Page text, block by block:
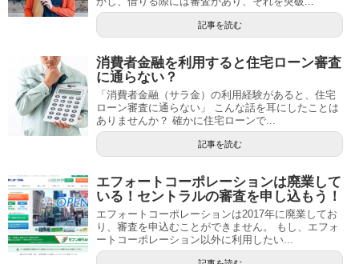
記事を読む
消費者金融を利用すると住宅ローン審査
に通らない？
「消費者金融（サラ金）の利用経験があると、住宅
ローン審査に通らない」 こんな話を耳にしたことは
ありませんか？ 確かに住宅ローンで...
記事を読む
エフォートコーポレーションは廃業して
いる！セントラルの審査を申し込もう！
エフォートコーポレーションは2017年に廃業してお
り、審査を申込むことができません。 もし、エフォ
ートコーポレーション以外に利用したい...